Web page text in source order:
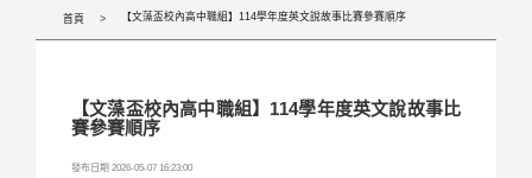
首頁 【文藻盃校內高中職組】114學年度英文說故事比賽參賽順序
【文藻盃校內高中職組】114學年度英文說故事比
賽參賽順序
發布日期 2026-05-07 16:23:00